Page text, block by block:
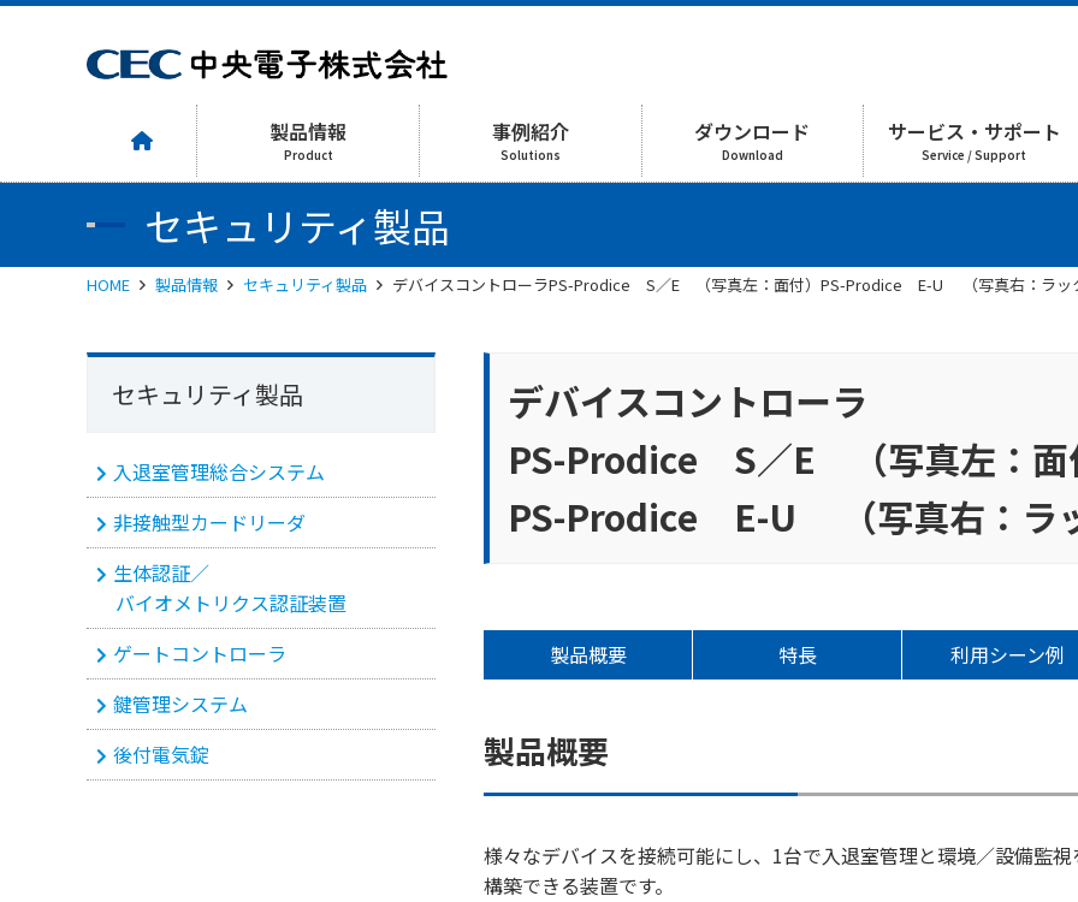
製品情報
Product
事例紹介
Solutions
ダウンロード
Download
サービス・サポート
Service / Support
セキュリティ製品
HOME 製品情報 セキュリティ製品 デバイスコントローラPS-Prodice S／E （写真左：面付）PS-Prodice E-U （写真右：ラッ
デバイスコントローラ
PS-Prodice S／E （写真左：面
PS-Prodice E-U （写真右：ラッ
製品概要 特長 利用シーン例
製品概要
様々なデバイスを接続可能にし、1台で入退室管理と環境／設備監
構築できる装置です。
セキュリティ製品
入退室管理総合システム
非接触型カードリーダ
生体認証／
バイオメトリクス認証装置
ゲートコントローラ
鍵管理システム
後付電気錠